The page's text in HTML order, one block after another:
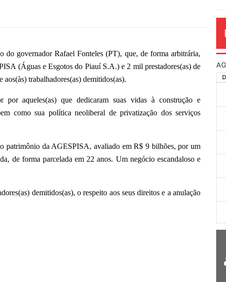
governador Rafael Fonteles (PT), que, de forma arbitrária,
(Águas e Esgotos do Piauí S.A.) e 2 mil prestadores(as) de
trabalhadores(as) demitidos(as).
por aqueles(as) que dedicaram suas vidas à construção e
como sua política neoliberal de privatização dos serviços
patrimônio da AGESPISA, avaliado em R$ 9 bilhões, por um
de forma parcelada em 22 anos. Um negócio escandaloso e
demitidos(as), o respeito aos seus direitos e a anulação